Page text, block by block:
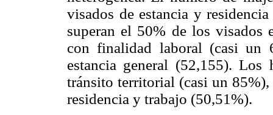
visados de estancia y
superan el 50% de los visados
con finalidad laboral (casi un
estancia general (52,155).
tránsito territorial (casi un
residencia y trabajo (50,51%).